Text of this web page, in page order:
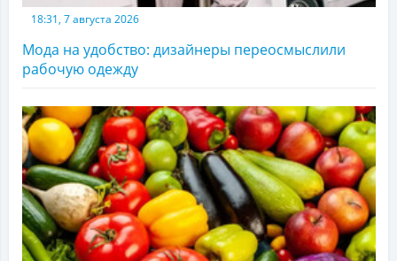
18:31, 7 августа 2026
Мода на удобство: дизайнеры переосмыслили
рабочую одежду